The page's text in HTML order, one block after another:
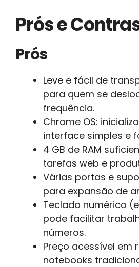
Prós e
Prós
Leve e fácil de
para quem se
frequência.
Chrome OS:
interface simples e
4 GB de RAM
tarefas web e
Várias portas e
para expansão de
Teclado numérico
pode facilitar
números.
Preço acessível em
notebooks